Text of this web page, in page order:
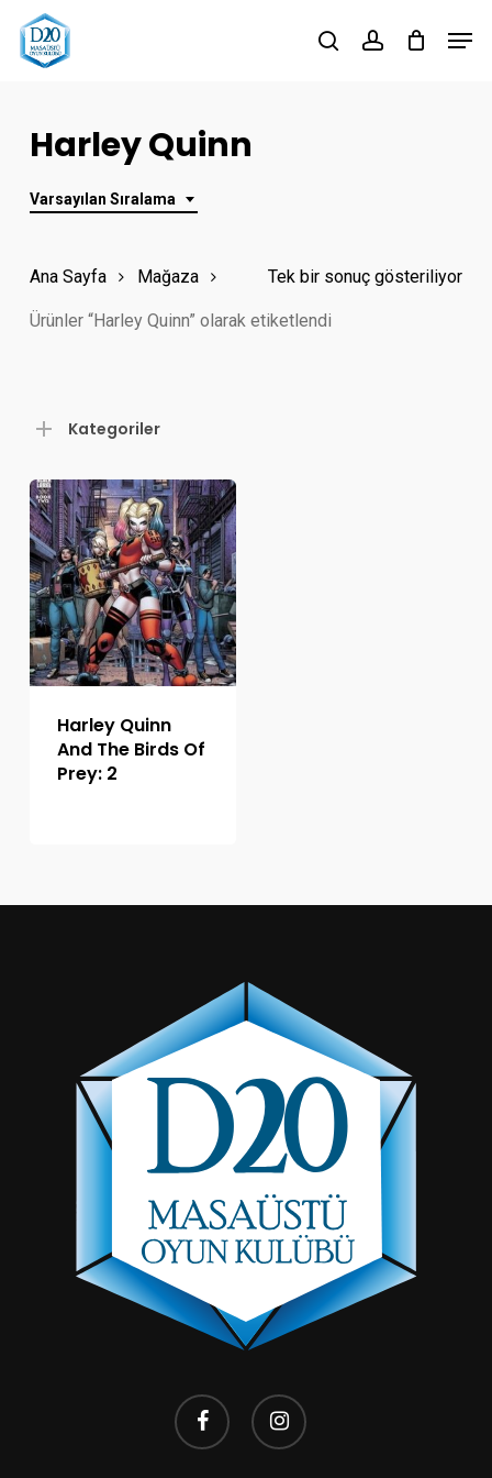
Skip
searchaccount
Harley Quinn
Varsayılan Sıralama
Tek bir sonuç gösteriliyor
Ana Sayfa Mağaza
Ürünler “Harley Quinn” olarak etiketlendi
Kategoriler
Harley Quinn
And The Birds Of
Prey: 2
facebook instagram